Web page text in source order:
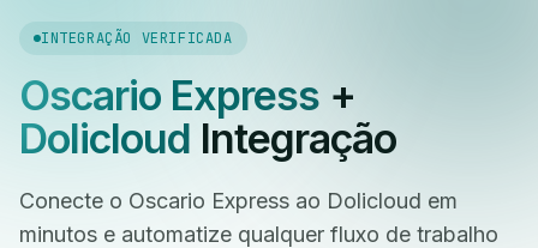
INTEGRAÇÃO VERIFICADA
Oscario Express+
Dolicloud Integração
Conecte o Oscario Express ao Dolicloud em
minutos e automatize qualquer fluxo de trabalho